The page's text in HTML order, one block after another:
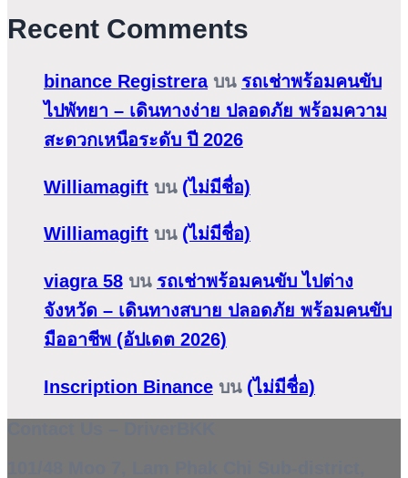
Recent Comments
binance Registreraบน รถเช่าพร้อมคนขับ
ไปพัทยา – เดินทางง่าย ปลอดภัย พร้อมความ
สะดวกเหนือระดับ ปี 2026
Williamagift บน (ไม่มีชื่อ)
Williamagift บน (ไม่มีชื่อ)
viagra 58 บน รถเช่าพร้อมคนขับ ไปต่าง
จังหวัด – เดินทางสบาย ปลอดภัย พร้อมคนขับ
มืออาชีพ (อัปเดต 2026)
Inscription Binance บน (ไม่มีชื่อ)